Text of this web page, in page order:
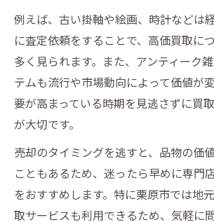
出張買取や宅配買取の利用方
雑貨や骨董の査定で高く売る秘
骨董品買取の査定額を上げる
レトロ雑貨を高値で売るポイ
アンティーク雑貨の高額査定
雑貨買取で査定額に差が出る
骨董品や雑貨の価値を高め
アンティーク好きが知るべき買取
例えば、古い掛軸や絵画、時計などは
に査定依頼をすることで、高価買取に
多く見られます。また、アンティーク
テムも流行や市場動向によって価値が
要が高まっている時期を見逃さずに買
が大切です。
売却のタイミングを逃すと、品物の価
こともあるため、迷ったら早めに専門
をおすすめします。特に栗原市では地
取サービスも利用できるため、気軽に